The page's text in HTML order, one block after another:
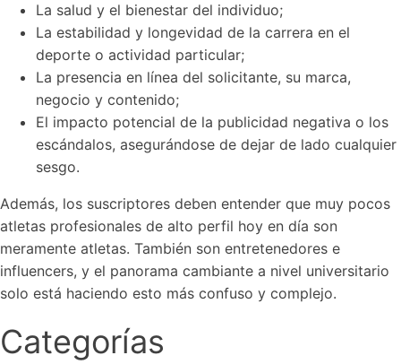
La salud y el bienestar del individuo;
La estabilidad y longevidad de la carrera en el
deporte o actividad particular;
La presencia en línea del solicitante, su marca,
negocio y contenido;
El impacto potencial de la publicidad negativa o los
escándalos, asegurándose de dejar de lado cualquier
sesgo.
Además, los suscriptores deben entender que muy pocos
atletas profesionales de alto perfil hoy en día son
meramente atletas. También son entretenedores e
influencers, y el panorama cambiante a nivel universitario
solo está haciendo esto más confuso y complejo.
Categorías